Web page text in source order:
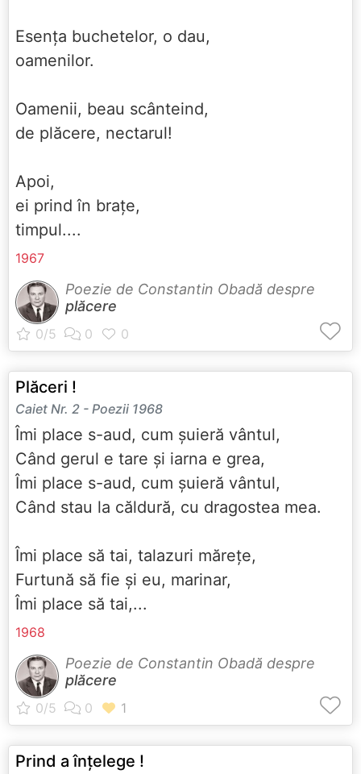
Esența buchetelor, o dau,
oamenilor.
Oamenii, beau scânteind,
de plăcere, nectarul!
Apoi,
ei prind în brațe,
timpul....
1967
Poezie de Constantin Obadă despre
plăcere
Plăceri !
Caiet Nr. 2 - Poezii 1968
Îmi place s-aud, cum șuieră vântul,
Când gerul e tare și iarna e grea,
Îmi place s-aud, cum șuieră vântul,
Când stau la căldură, cu dragostea mea.
Îmi place să tai, talazuri mărețe,
Furtună să fie și eu, marinar,
Îmi place să tai,...
1968
Poezie de Constantin Obadă despre
plăcere
Prind a înțelege !